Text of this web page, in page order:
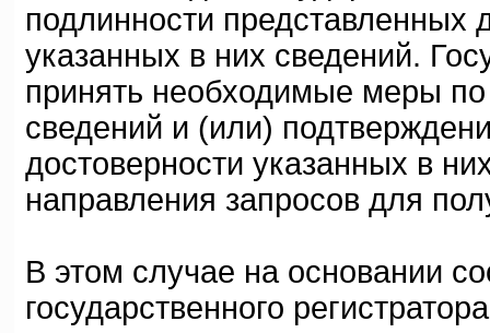
подлинности представленных
указанных в них сведений.
принять необходимые меры
сведений и (или)
достоверности указанных в
направления запросов для
В этом случае на основании
государственного